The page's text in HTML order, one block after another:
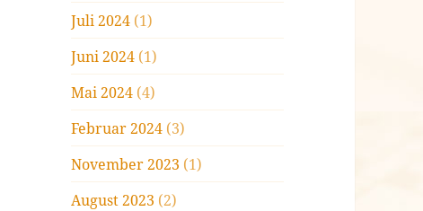
Juli 2024 (1)
Juni 2024 (1)
Mai 2024 (4)
Februar 2024 (3)
November 2023 (1)
August 2023 (2)